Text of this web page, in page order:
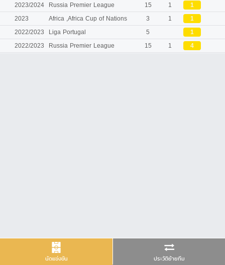
นัดแข่งขัน ประวัติย้ายทีม
2023/2024 Russia Premier League 15 1
1
2023
Africa ,Africa Cup of Nations 3 1
1
2022/2023
Liga Portugal 5
1
2022/2023
Russia Premier League 15 1 4